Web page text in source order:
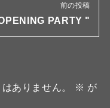
前の投稿
PARTY "
ありません。 ※ が